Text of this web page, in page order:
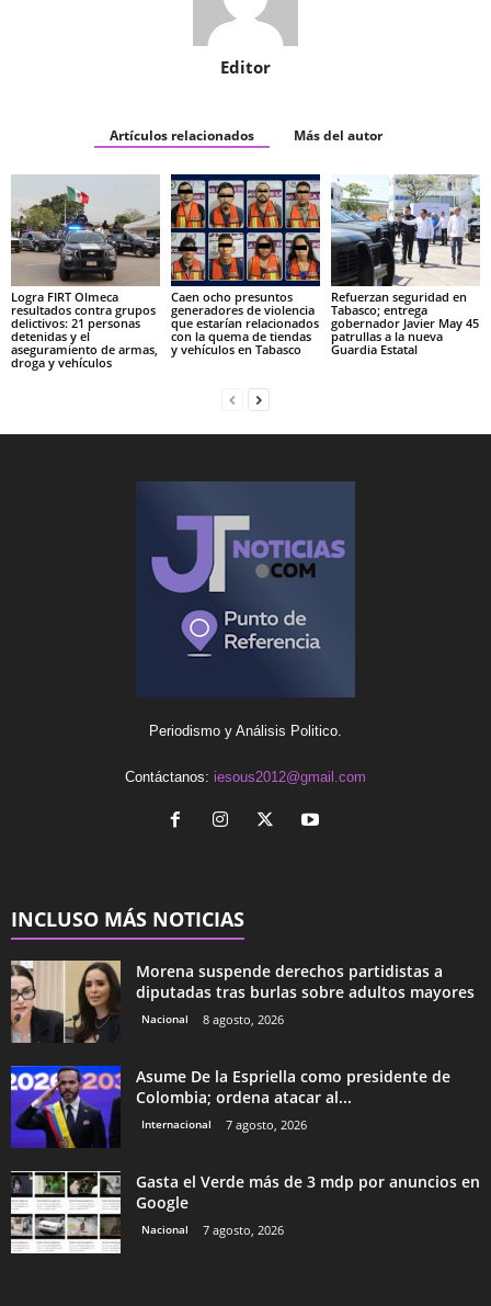
Editor
Artículos relacionados Más del autor
Logra FIRT Olmeca
resultados contra grupos
delictivos: 21 personas
detenidas y el
aseguramiento de armas,
droga y vehículos
Caen ocho presuntos
generadores de violencia
que estarían relacionados
con la quema de tiendas
y vehículos en Tabasco
Refuerzan seguridad en
Tabasco; entrega
gobernador Javier May 45
patrullas a la nueva
Guardia Estatal
Periodismo y Análisis Politico.
Contáctanos: iesous2012@gmail.com
INCLUSO MÁS NOTICIAS
Morena suspende derechos partidistas a
diputadas tras burlas sobre adultos mayores
Nacional 8 agosto, 2026
Asume De la Espriella como presidente de
Colombia; ordena atacar al...
Internacional 7 agosto, 2026
Gasta el Verde más de 3 mdp por anuncios en
Google
Nacional 7 agosto, 2026